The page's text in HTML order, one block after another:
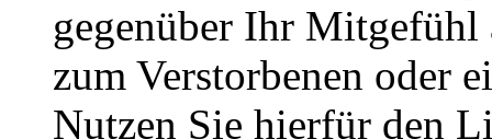
gegenüber Ihr Mitgefühl
zum Verstorbenen oder
Nutzen Sie hierfür den